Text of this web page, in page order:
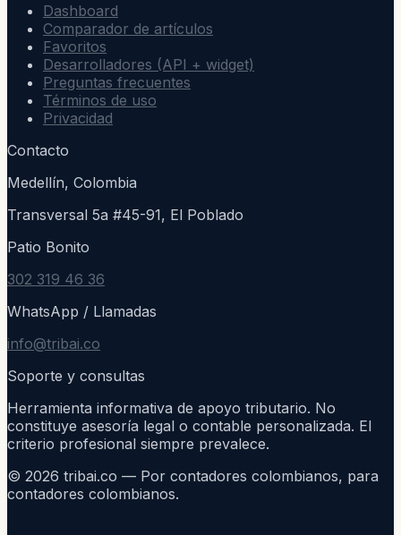
Dashboard
Comparador de artículos
Favoritos
Desarrolladores (API + widget)
Preguntas frecuentes
Términos de uso
Privacidad
Contacto
Medellín, Colombia
Transversal 5a #45-91, El Poblado
Patio Bonito
302 319 46 36
WhatsApp / Llamadas
info@tribai.co
Soporte y consultas
Herramienta informativa de apoyo tributario. No
constituye asesoría legal o contable personalizada. El
criterio profesional siempre prevalece.
© 2026 tribai.co — Por contadores colombianos, para
contadores colombianos.